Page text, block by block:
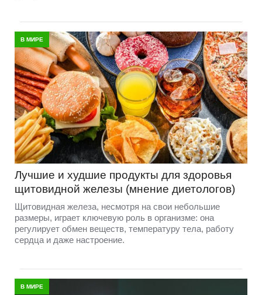
В МИРЕ
Лучшие и худшие продукты для здоровья
щитовидной железы (мнение диетологов)
Щитовидная железа, несмотря на свои небольшие
размеры, играет ключевую роль в организме: она
регулирует обмен веществ, температуру тела, работу
сердца и даже настроение.
В МИРЕ